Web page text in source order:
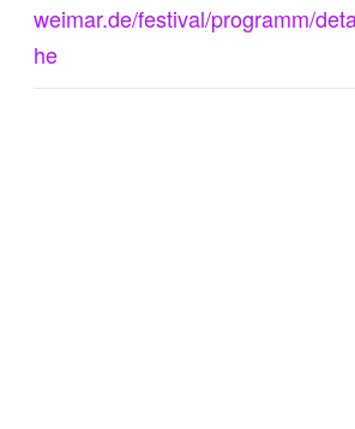
weimar.de/festival/programm/
he